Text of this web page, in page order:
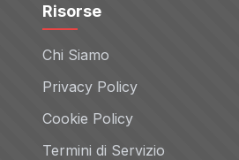
Risorse
Chi Siamo
Privacy Policy
Cookie Policy
Termini di Servizio